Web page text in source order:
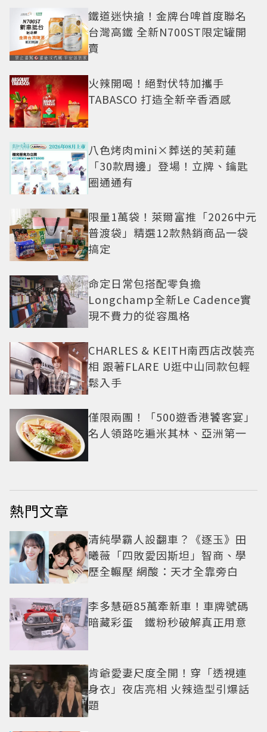
鐵道迷快搶！金牌台啤首度聯名
台灣高鐵 全新N700ST限定罐開
賣
火辣開喝！絕對伏特加攜手
TABASCO 打造全新辛香酒感
八色烤肉mini×葬送的芙莉蓮
「30款周邊」登場！立牌、鑰匙
圈通通有
限量1萬袋！萊爾富推「2026中元
普渡袋」精選12款熱銷商品一袋
搞定
命定日常包搭配零負擔
Longchamp全新Le Cadence實
現不費力的從容風格
CHARLES & KEITH南西店改裝亮
相 跟著FLARE U逛中山同款包輕
鬆入手
僅限兩團！「500遊香港饕客宴」
名人領路吃遍米其林、亞洲第一
熱門文章
清純學霸人設翻車？《逐玉》田
曦薇「四敗愛因斯坦」智商、學
歷全輾壓 網酸：天才全靠旁白
李多慧砸85萬牽新車！車牌號碼
暗藏彩蛋 鐵粉秒破解真正用意
肯爺愛妻尺度全開！穿「透視連
身衣」夜店亮相 火辣造型引爆話
題